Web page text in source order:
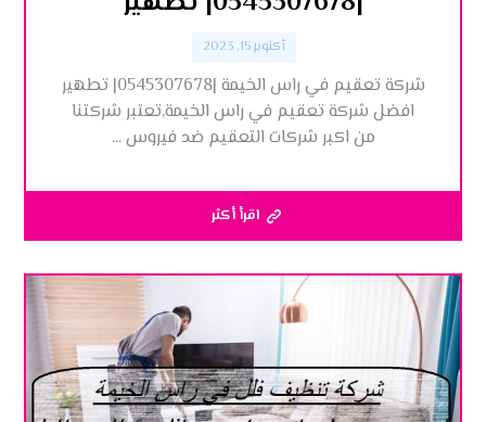
أكتوبر 15, 2023
شركة تعقيم في راس الخيمة |0545307678| تطهير
افضل شركة تعقيم في راس الخيمة,تعتبر شركتنا
من اكبر شركات التعقيم ضد فيروس ...
اقرأ أكثر